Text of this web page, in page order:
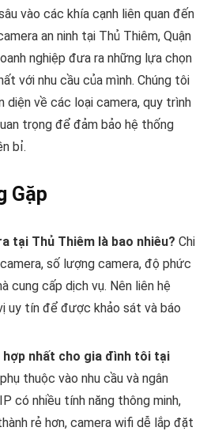
vào các khía cạnh liên quan đến
an ninh tại Thủ Thiêm, Quận
nghiệp đưa ra những lựa chọn
với nhu cầu của mình. Chúng tôi
diện về các loại camera, quy trình
trọng để đảm bảo hệ thống
bỉ.
Gặp
tại Thủ Thiêm là bao nhiêu? Chi
số lượng camera, độ phức
cung cấp dịch vụ. Nên liên hệ
uy tín để được khảo sát và báo
hợp nhất cho gia đình tôi tại
thuộc vào nhu cầu và ngân
có nhiều tính năng thông minh,
rẻ hơn, camera wifi dễ lắp đặt